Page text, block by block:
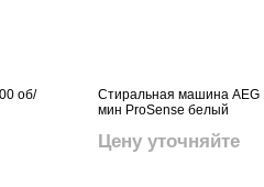
об/
Стиральная машина AEG
мин ProSense белый
Цену уточняйте